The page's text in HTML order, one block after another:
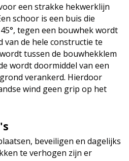
een strakke hekwerklijn
schoor is een buis die
tegen een bouwhek wordt
van de hele constructie te
tussen de bouwhekklem
wordt doormiddel van een
verankerd. Hierdoor
wind geen grip op het
beveiligen en dagelijks
te verhogen zijn er